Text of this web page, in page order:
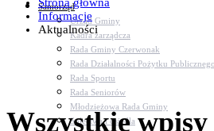
Samorząd
Urząd Gminy
Kadra zarządcza
Rada Gminy Czerwonak
Rada Działalności Pożytku Publicznego
Rada Sportu
Rada Seniorów
Młodzieżowa Rada Gminy
Sołectwa i osiedla
Informacje
Aktualności
Wszystkie